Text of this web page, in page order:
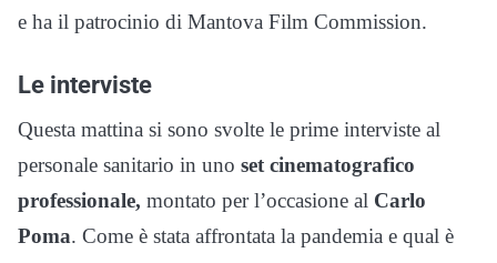
e ha il patrocinio di Mantova Film Commission.
Le interviste
Questa mattina si sono svolte le prime interviste al
personale sanitario in uno set cinematografico
professionale, montato per l’occasione al Carlo
Poma. Come è stata affrontata la pandemia e qual è